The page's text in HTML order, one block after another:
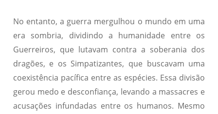
No entanto, a guerra mergulhou o mundo em uma
era sombria, dividindo a humanidade entre os
Guerreiros, que lutavam contra a soberania dos
dragões, e os Simpatizantes, que buscavam uma
coexistência pacífica entre as espécies. Essa divisão
gerou medo e desconfiança, levando a massacres e
acusações infundadas entre os humanos. Mesmo